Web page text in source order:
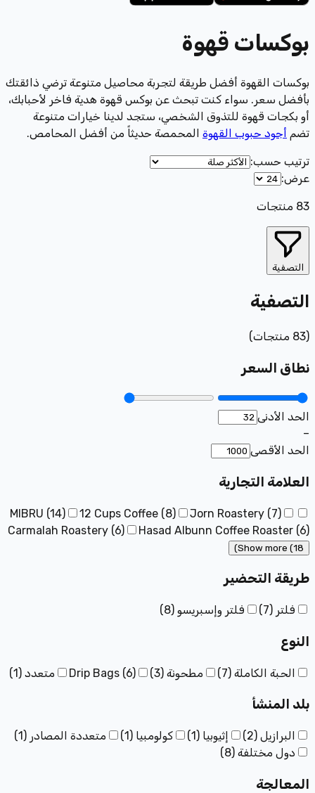
بوكسات قهوة
بوكسات القهوة أفضل طريقة لتجربة محاصيل متنوعة ترضي ذائقتك
بأفضل سعر. سواء كنت تبحث عن بوكس قهوة هدية فاخر لأحبابك،
أو بكجات قهوة للتذوق الشخصي، ستجد لدينا خيارات متنوعة
تضم أجود حبوب القهوة المحمصة حديثاً من أفضل المحامص.
ترتيب حسب:
عرض:
83 منتجات
التصفية
التصفية
(
83 منتجات)
نطاق السعر
الحد الأدنى
–
الحد الأقصى
العلامة التجارية
MIBRU (14) 12 Cups Coffee (8) Jorn Roastery (7)
Carmalah Roastery (6) Hasad Albunn Coffee Roaster (6)
Show more (18)
طريقة التحضير
فلتر (
7
) فلتر وإسبريسو (
8
)
النوع
الحبة الكاملة (
7
) مطحونة (
3
)
Drip Bags (6) متعدد (
1
)
بلد المنشأ
البرازيل (
2
) إثيوبيا (
1
) كولومبيا (
1
) متعددة المصادر (
1
)
دول مختلفة (
8
)
المعالجة